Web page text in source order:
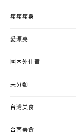
瘦瘦瘦身
愛漂亮
國內外住宿
未分類
台灣美食
台南美食